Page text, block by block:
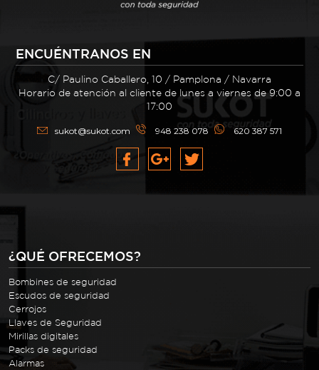
ENCUÉNTRANOS EN
C/ Paulino Caballero, 10 / Pamplona / Navarra
Horario de atención al cliente de lunes a viernes de 9:00 a
17:00
sukot@sukot.com 948 238 078 620 387 571
¿QUÉ OFRECEMOS?
Bombines de seguridad
Escudos de seguridad
Cerrojos
Llaves de Seguridad
Mirillas digitales
Packs de seguridad
Alarmas